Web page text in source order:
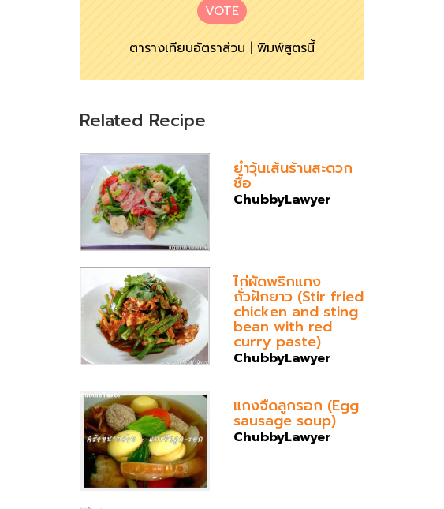
VOTE
ตารางเทียบอัตราส่วน|พิมพ์สูตรนี้
Related Recipe
ยำวุ้นเส้นร้านสะดวก
ซื้อ
ChubbyLawyer
ไก่ผัดพริกแกง
ถั่วฝักยาว (Stir fried
chicken and sting
bean with red
curry paste)
ChubbyLawyer
แกงจืดลูกรอก (Egg
sausage soup)
ChubbyLawyer